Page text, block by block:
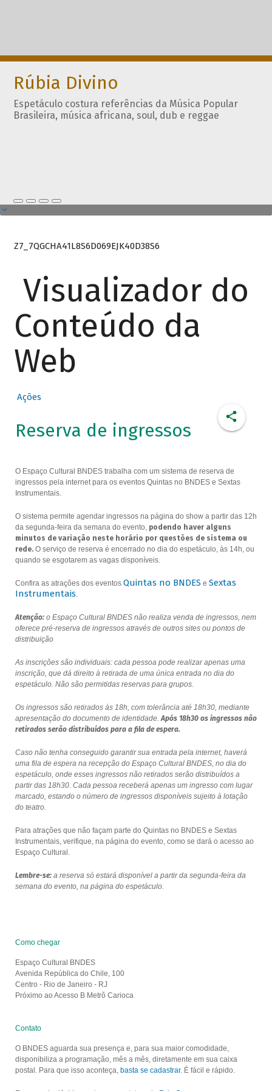
Rúbia Divino
Espetáculo costura referências da Música Popular
Brasileira, música africana, soul, dub e reggae
Z7_7QGCHA41L8S6D069EJK40D38S6
Visualizador do
Conteúdo da
Web
Ações
Reserva de ingressos
O Espaço Cultural BNDES trabalha com um sistema de reserva de
ingressos pela internet para os eventos Quintas no BNDES e Sextas
Instrumentais.
O sistema permite agendar ingressos na página do show a partir das 12h
da segunda-feira da semana do evento, podendo haver alguns
minutos de variação neste horário por questões de sistema ou
rede.O serviço de reserva é encerrado no dia do espetáculo, às 14h, ou
quando se esgotarem as vagas disponíveis.
Confira as atrações dos eventos Quintas no BNDES e Sextas
Instrumentais.
Atenção:o Espaço Cultural BNDES não realiza venda de ingressos, nem
oferece pré-reserva de ingressos através de outros sites ou pontos de
distribuição
As inscrições são individuais: cada pessoa pode realizar apenas uma
inscrição, que dá direito à retirada de uma única entrada no dia do
espetáculo. Não são permitidas reservas para grupos.
Os ingressos são retirados às 18h, com tolerância até 18h30, mediante
apresentação do documento de identidade.Após 18h30 os ingressos não
retirados serão distribuídos para a fila de espera.
Caso não tenha conseguido garantir sua entrada pela internet, haverá
uma fila de espera na recepção do Espaço Cultural BNDES, no dia do
espetáculo, onde esses ingressos não retirados serão distribuídos a
partir das 18h30. Cada pessoa receberá apenas um ingresso com lugar
marcado, estando o número de ingressos disponíveis sujeito à lotação
do teatro.
Para atrações que não façam parte do Quintas no BNDES e Sextas
Instrumentais, verifique, na página do evento, como se dará o acesso ao
Espaço Cultural.
Lembre-se:a reserva só estará disponível a partir da segunda-feira da
semana do evento, na página do espetáculo.
Como chegar
Espaço Cultural BNDES
Avenida República do Chile, 100
Centro - Rio de Janeiro - RJ
Próximo ao Acesso B Metrô Carioca
Contato
O BNDES aguarda sua presença e, para sua maior comodidade,
disponibiliza a programação, mês a mês, diretamente em sua caixa
postal. Para que isso aconteça, basta se cadastrar. É fácil e rápido.